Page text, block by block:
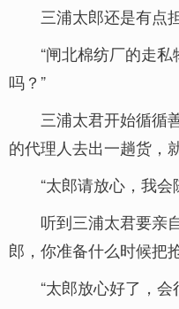
三浦太郎还是有点担
“闸北棉纺厂的走
吗？”
三浦太君开始循循
的代理人去出一趟货，
“太郎请放心，我会
听到三浦太君要亲
郎，你准备什么时候把
“太郎放心好了，会